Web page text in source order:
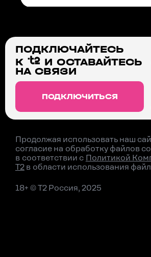
ПОДКЛЮЧАЙТЕСЬ
К
И ОСТАВАЙТЕСЬ
НА СВЯЗИ
ПОДКЛЮЧИТЬСЯ
Продолжая использовать наш
согласие на обработку файлов
в соответствии с Политикой
T2в области использования
18+ © T2 Россия, 2025